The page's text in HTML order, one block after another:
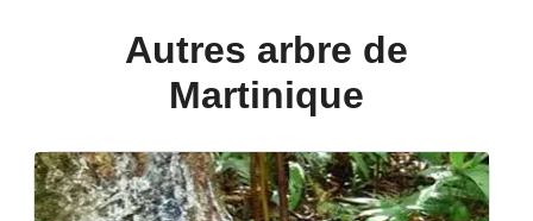
Autres arbre de
Martinique